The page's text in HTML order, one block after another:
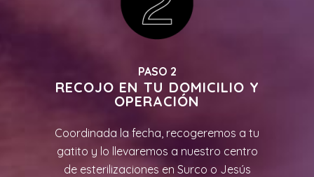
PASO 2
RECOJO EN TU DOMICILIO Y
OPERACIÓN
Coordinada la fecha, recogeremos a tu
gatito y lo llevaremos a nuestro centro
de esterilizaciones en Surco o Jesús